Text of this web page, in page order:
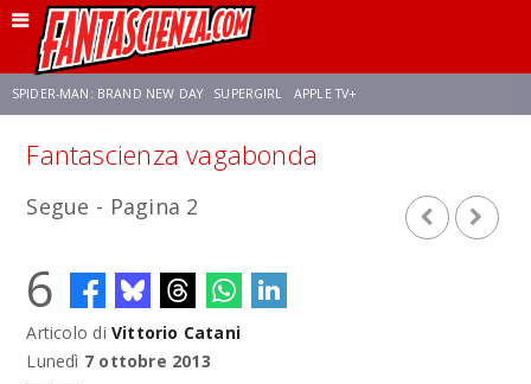
SPIDER-MAN: BRAND NEW DAY SUPERGIRL APPLE TV+
ZENDAYA
Fantascienza vagabonda
Segue - Pagina 2
6
Articolo di Vittorio Catani
Lunedì 7 ottobre 2013